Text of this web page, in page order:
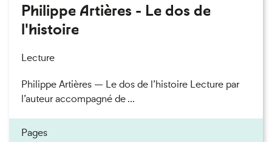
Philippe Artières - Le dos de
l'histoire
Lecture
Philippe Artières — Le dos de l’histoire Lecture par
l’auteur accompagné de ...
Pages